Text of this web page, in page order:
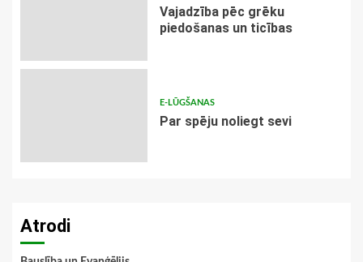
Vajadzība pēc grēku
piedošanas un ticības
E-LŪGŠANAS
Par spēju noliegt sevi
Atrodi